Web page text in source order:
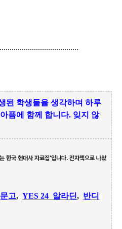
된 학생들을 생각하며 하루
픔에 함께 합니다. 잊지 않
한국 현대사 자료집'입니다. 전자책으로 나왔
고, YES 24 알라딘, 반디